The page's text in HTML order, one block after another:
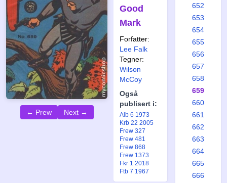
← Prew Next →
Good
Mark
Forfatter:
Lee Falk
Tegner:
Wilson
McCoy
Også
publisert i:
Alb 6 1973
Krb 22 2005
Frew 327
Frew 481
Frew 868
Frew 1373
Fkr 1 2018
Ftb 7 1967
652
653
654
655
656
657
658
659
660
661
662
663
664
665
666